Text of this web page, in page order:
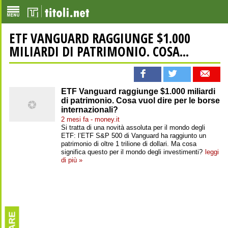
ETF VANGUARD RAGGIUNGE $1.000
MILIARDI DI PATRIMONIO. COSA...
ETF Vanguard raggiunge $1.000 miliardi
di patrimonio. Cosa vuol dire per le borse
internazionali?
2 mesi fa - money.it
Si tratta di una novità assoluta per il mondo degli
ETF: l’ETF S&P 500 di Vanguard ha raggiunto un
patrimonio di oltre 1 trilione di dollari. Ma cosa
significa questo per il mondo degli investimenti? leggi
di più »